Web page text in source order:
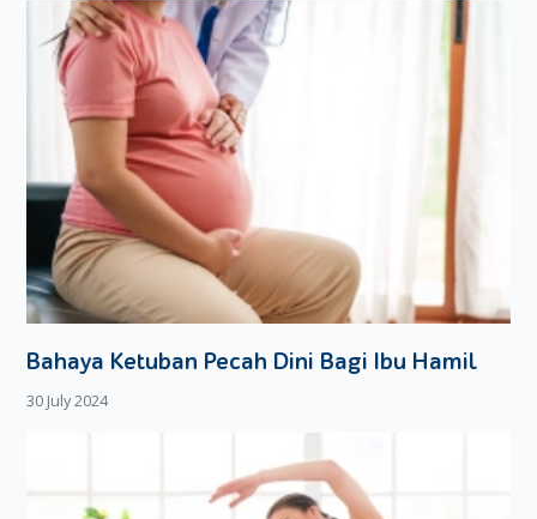
Bahaya Ketuban Pecah Dini Bagi Ibu Hamil
30 July 2024